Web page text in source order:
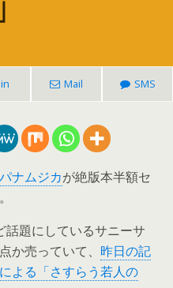
Mail SMS
パナムジカが絶版本半額セ
話題にしているサニーサ
か売っていて、 昨日の記
よる「さすらう若人の